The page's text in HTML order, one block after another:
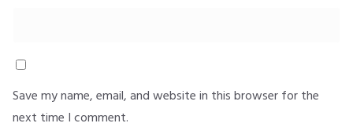
Save my name, email, and website in this browser for the
next time I comment.